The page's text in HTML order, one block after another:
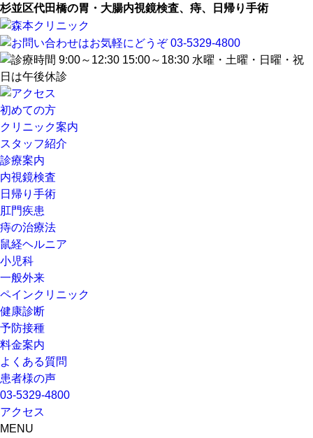
杉並区代田橋の胃・大腸内視鏡検査、痔、日帰り手術
初めての方
クリニック案内
スタッフ紹介
診療案内
内視鏡検査
日帰り手術
肛門疾患
痔の治療法
鼠経ヘルニア
小児科
一般外来
ペインクリニック
健康診断
予防接種
料金案内
よくある質問
患者様の声
03-5329-4800
アクセス
MENU